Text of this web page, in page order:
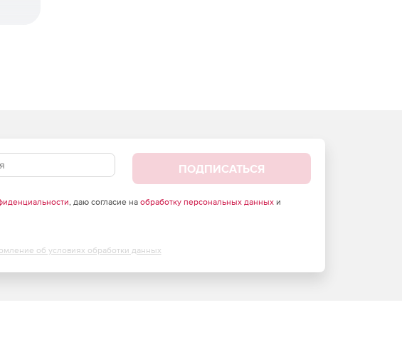
ПОДПИСАТЬСЯ
, даю согласие на обработку персональных данныхи
об условиях обработки данных